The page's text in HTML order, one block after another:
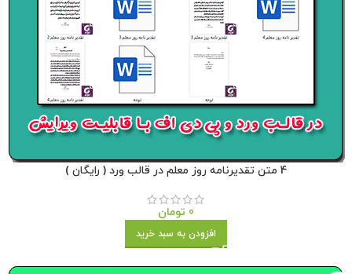
4 متن تقدیرنامه روز معلم در قالب ورد ( رایگان )
0 تومان
افزودن به سبد خرید